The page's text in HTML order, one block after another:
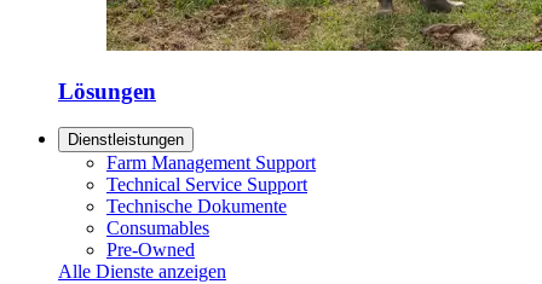
Lösungen
Dienstleistungen
Farm Management Support
Technical Service Support
Technische Dokumente
Consumables
Pre-Owned
Alle Dienste anzeigen